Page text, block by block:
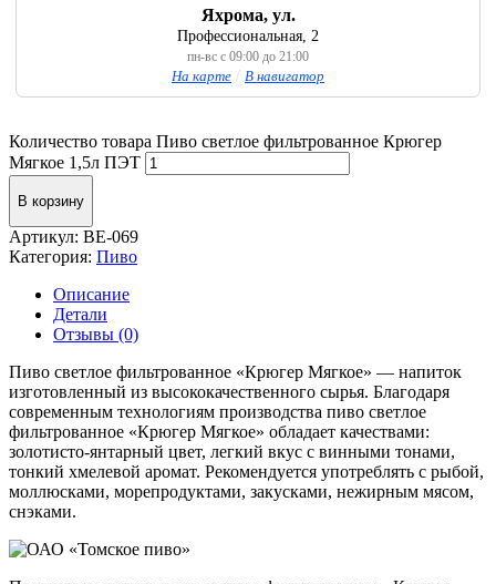
Яхрома, ул.
Профессиональная, 2
пн-вс с 09:00 до 21:00
На карте / В навигатор
Количество товара Пиво светлое фильтрованное Крюгер
Мягкое 1,5л ПЭТ
В корзину
Артикул: BE-069
Категория: Пиво
Описание
Детали
Отзывы (0)
Пиво светлое фильтрованное «Крюгер Мягкое» — напиток
изготовленный из высококачественного сырья. Благодаря
современным технологиям производства пиво светлое
фильтрованное «Крюгер Мягкое» обладает качествами:
золотисто-янтарный цвет, легкий вкус с винными тонами,
тонкий хмелевой аромат. Рекомендуется употреблять с рыбой,
моллюсками, морепродуктами, закусками, нежирным мясом,
снэками.